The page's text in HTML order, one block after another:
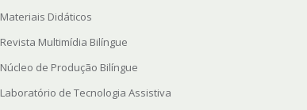
Materiais Didáticos
Revista Multimídia Bilíngue
Núcleo de Produção Bilíngue
Laboratório de Tecnologia Assistiva